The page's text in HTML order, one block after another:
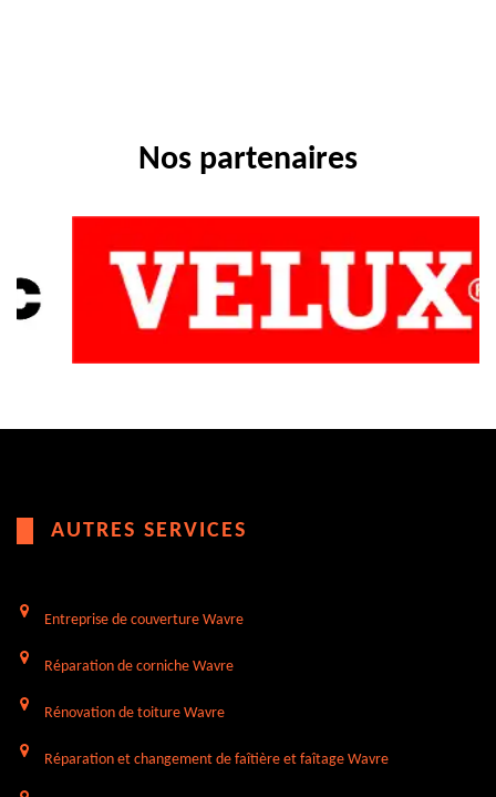
Nos partenaires
AUTRES SERVICES
Entreprise de couverture Wavre
Réparation de corniche Wavre
Rénovation de toiture Wavre
Réparation et changement de faîtière et faîtage Wavre